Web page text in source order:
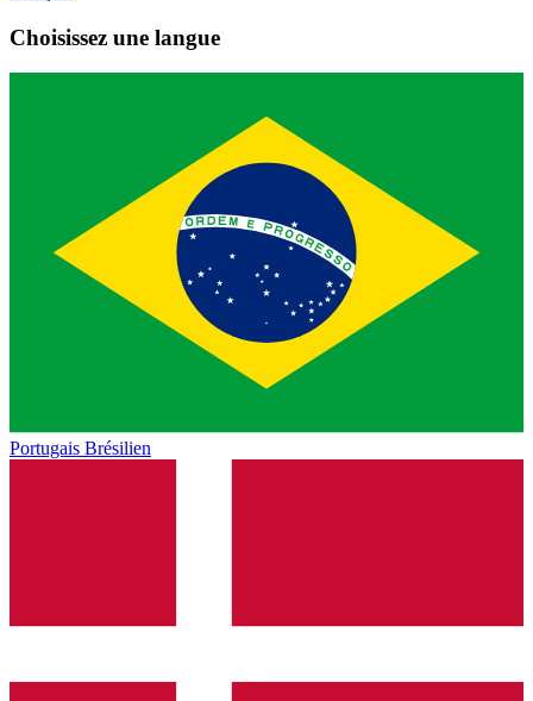
Choisissez une langue
Portugais Brésilien